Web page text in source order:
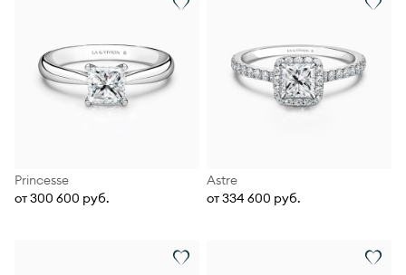
Princesse
от 300 600 руб.
Astre
от 334 600 руб.